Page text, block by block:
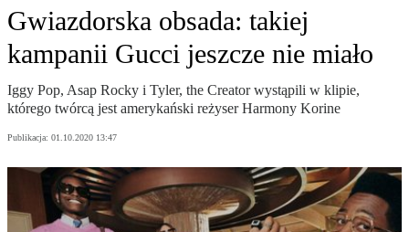
Gwiazdorska obsada: takiej
kampanii Gucci jeszcze nie miało
Iggy Pop, Asap Rocky i Tyler, the Creator wystąpili w klipie,
którego twórcą jest amerykański reżyser Harmony Korine
Publikacja: 01.10.2020 13:47